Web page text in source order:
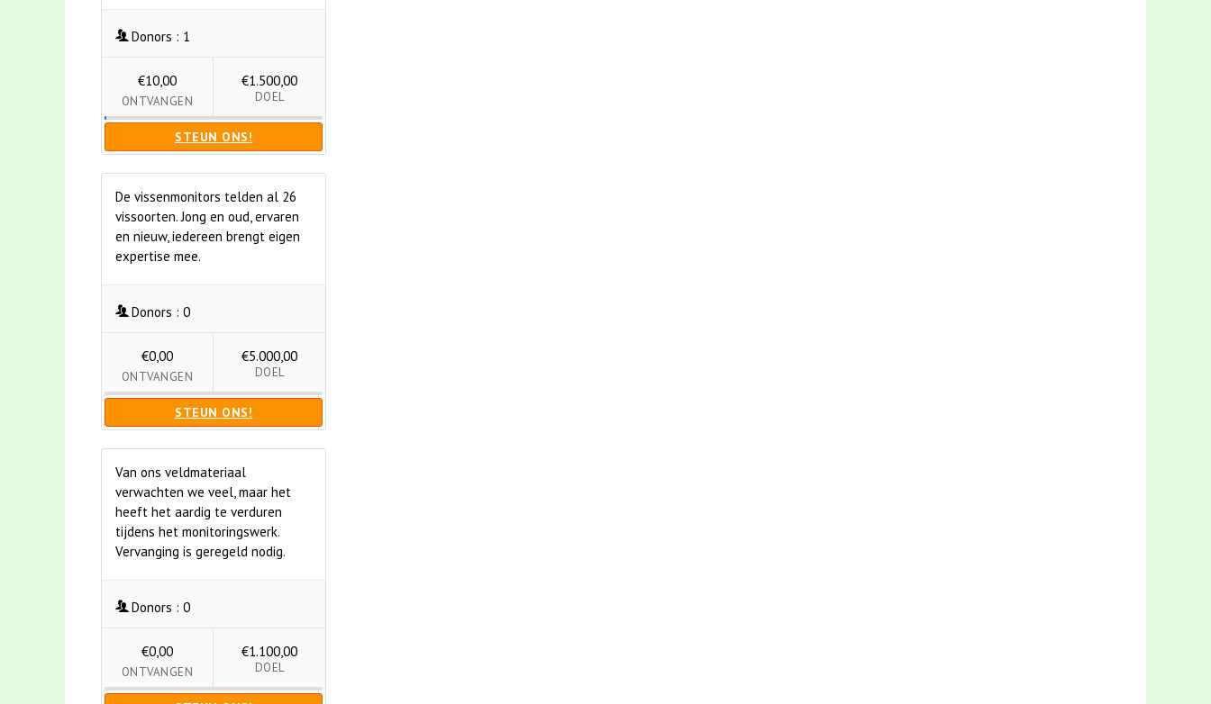
Donors : 1
€10,00
ONTVANGEN
€1.500,00
DOEL
STEUN ONS!
De vissenmonitors telden al 26
vissoorten. Jong en oud, ervaren
en nieuw, iedereen brengt eigen
expertise mee.
Donors : 0
€0,00
ONTVANGEN
€5.000,00
DOEL
STEUN ONS!
Van ons veldmateriaal
verwachten we veel, maar het
heeft het aardig te verduren
tijdens het monitoringswerk.
Vervanging is geregeld nodig.
Donors : 0
€0,00
ONTVANGEN
€1.100,00
DOEL